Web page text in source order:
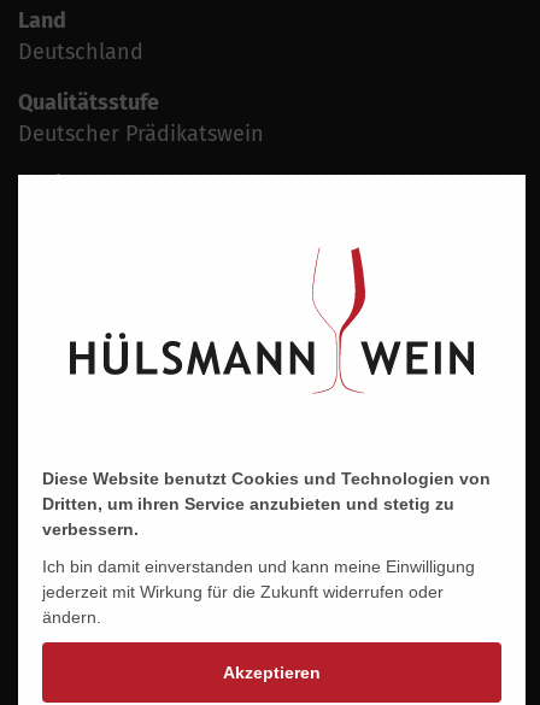
Land
Deutschland
Qualitätsstufe
Deutscher Prädikatswein
Muschelkalkverwitterungsboden
Jahrgang
auch im Mund ein wunderbares Fruchtfeuerwerk,
mit selten schöner Cassisnote. Ein Wein welcher
von seiner opulenten Frucht und einer sehr schön
eingebundenen Säure lebt.
Alkoholgehalt
Diese Website benutzt Cookies und Technologien von
Dritten, um ihren Service anzubieten und stetig zu
verbessern.
Ich bin damit einverstanden und kann meine Einwilligung
jederzeit mit Wirkung für die Zukunft widerrufen oder
ändern.
Akzeptieren